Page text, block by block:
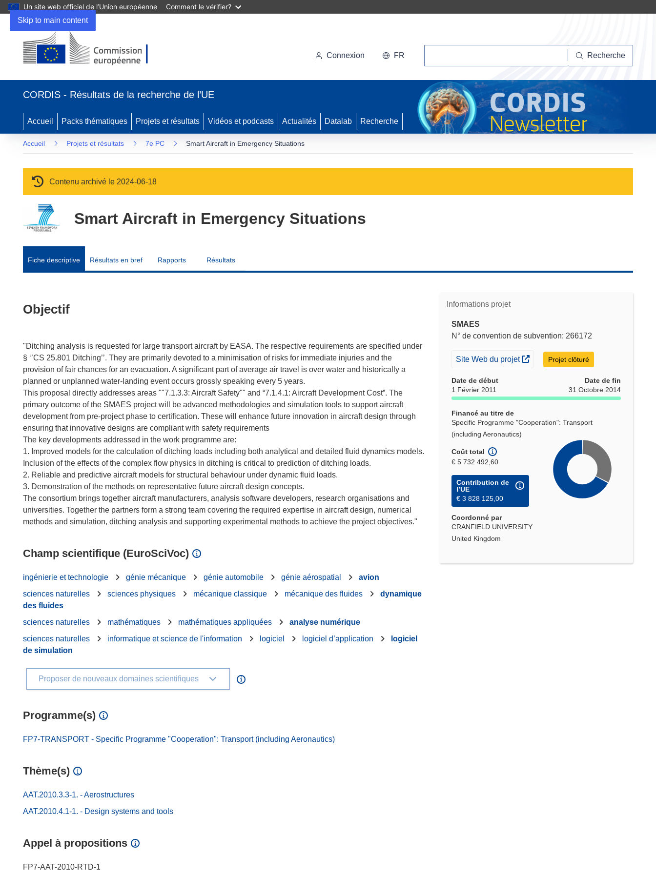
Skip to main content
Un site web officiel de l’Union européenne Comment le vérifier?
Connexion FR Recherche
CORDIS - Résultats de la recherche de l’UE
Accueil Packs thématiques Projets et résultats Vidéos et podcasts Actualités Datalab Recherche
Accueil Projets et résultats 7e PC Smart Aircraft in Emergency Situations
Contenu archivé le 2024-06-18
Smart Aircraft in Emergency Situations
Fiche descriptive Résultats en bref Rapports Résultats
Informations projet
SMAES
N° de convention de subvention: 266172
(s’ouvre dans une nouvelle fenêtre)
Site Web du projet Projet clôturé
Date de début
1 Février 2011
Date de fin
31 Octobre 2014
Financé au titre de
Specific Programme "Cooperation": Transport
(including Aeronautics)
Coût total
€ 5 732 492,60
Contribution de
l’UE
€ 3 828 125,00
Coordonné par
CRANFIELD UNIVERSITY
United Kingdom
Objectif
"Ditching analysis is requested for large transport aircraft by EASA. The respective requirements are specified under
§ ‘’CS 25.801 Ditching’’. They are primarily devoted to a minimisation of risks for immediate injuries and the
provision of fair chances for an evacuation. A significant part of average air travel is over water and historically a
planned or unplanned water-landing event occurs grossly speaking every 5 years.
This proposal directly addresses areas ""7.1.3.3: Aircraft Safety"" and “7.1.4.1: Aircraft Development Cost”. The
primary outcome of the SMAES project will be advanced methodologies and simulation tools to support aircraft
development from pre-project phase to certification. These will enhance future innovation in aircraft design through
ensuring that innovative designs are compliant with safety requirements
The key developments addressed in the work programme are:
1. Improved models for the calculation of ditching loads including both analytical and detailed fluid dynamics models.
Inclusion of the effects of the complex flow physics in ditching is critical to prediction of ditching loads.
2. Reliable and predictive aircraft models for structural behaviour under dynamic fluid loads.
3. Demonstration of the methods on representative future aircraft design concepts.
The consortium brings together aircraft manufacturers, analysis software developers, research organisations and
universities. Together the partners form a strong team covering the required expertise in aircraft design, numerical
Champ scientifique (EuroSciVoc)
ingénierie et technologie génie mécanique génie automobile génie aérospatial
avion
sciences naturelles
sciences physiques mécanique classique mécanique des fluides
dynamique
des fluides
sciences naturelles
mathématiques mathématiques appliquées
analyse numérique
sciences naturelles
informatique et science de l'information logiciel logiciel d’application
logiciel
de simulation
Proposer de nouveaux domaines scientifiques
Programme(s)
FP7-TRANSPORT - Specific Programme "Cooperation": Transport (including Aeronautics)
Thème(s)
AAT.2010.3.3-1. - Aerostructures
AAT.2010.4.1-1. - Design systems and tools
Appel à propositions
FP7-AAT-2010-RTD-1